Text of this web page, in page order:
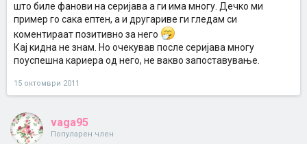
што биле фанови на серијава а ги има многу. Дечко ми
пример го сака ептен, а и другариве ги гледам си
коментираат позитивно за него
Кај кидна не знам. Но очекував после серијава многу
поуспешна кариера од него, не вакво запоставување.
15 октомври 2011
vaga95
Популарен член